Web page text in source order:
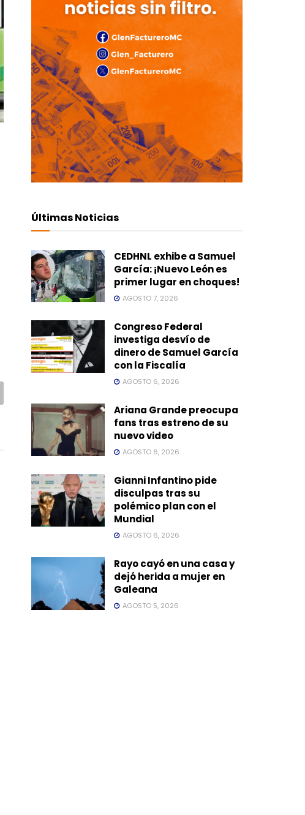
Últimas Noticias
CEDHNL exhibe a Samuel
García: ¡Nuevo León es
primer lugar en choques!
AGOSTO 7, 2026
Congreso Federal
investiga desvío de
dinero de Samuel García
con la Fiscalía
AGOSTO 6, 2026
Ariana Grande preocupa
fans tras estreno de su
nuevo video
AGOSTO 6, 2026
Gianni Infantino pide
disculpas tras su
polémico plan con el
Mundial
AGOSTO 6, 2026
Rayo cayó en una casa y
dejó herida a mujer en
Galeana
AGOSTO 5, 2026